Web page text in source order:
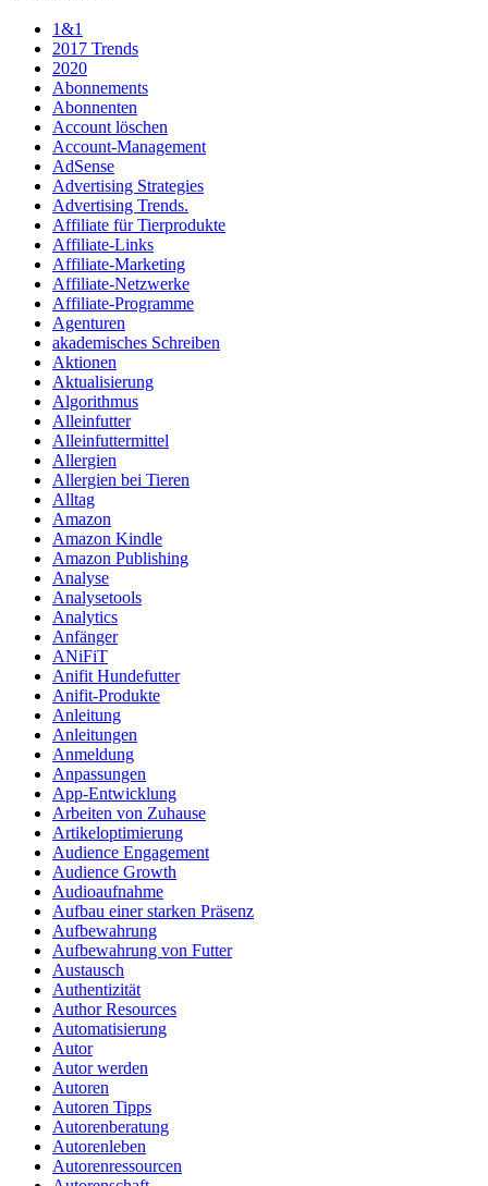
1&1
2017 Trends
2020
Abonnements
Abonnenten
Account löschen
Account-Management
AdSense
Advertising Strategies
Advertising Trends.
Affiliate für Tierprodukte
Affiliate-Links
Affiliate-Marketing
Affiliate-Netzwerke
Affiliate-Programme
Agenturen
akademisches Schreiben
Aktionen
Aktualisierung
Algorithmus
Alleinfutter
Alleinfuttermittel
Allergien
Allergien bei Tieren
Alltag
Amazon
Amazon Kindle
Amazon Publishing
Analyse
Analysetools
Analytics
Anfänger
ANiFiT
Anifit Hundefutter
Anifit-Produkte
Anleitung
Anleitungen
Anmeldung
Anpassungen
App-Entwicklung
Arbeiten von Zuhause
Artikeloptimierung
Audience Engagement
Audience Growth
Audioaufnahme
Aufbau einer starken Präsenz
Aufbewahrung
Aufbewahrung von Futter
Austausch
Authentizität
Author Resources
Automatisierung
Autor
Autor werden
Autoren
Autoren Tipps
Autorenberatung
Autorenleben
Autorenressourcen